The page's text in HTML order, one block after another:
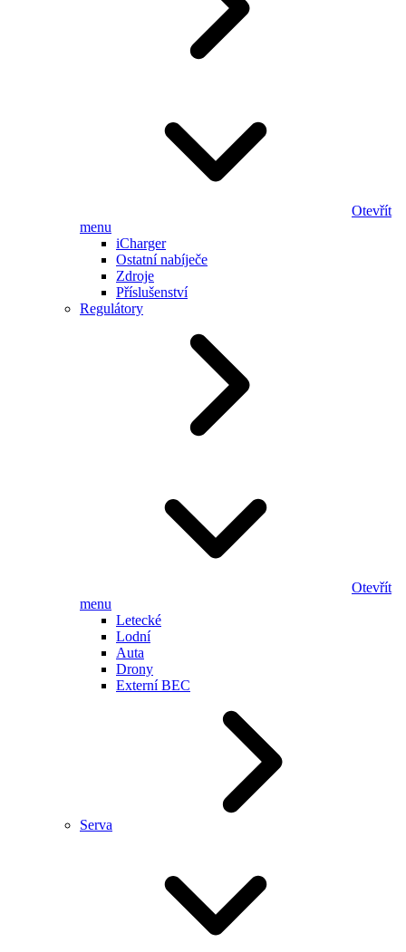
Otevřít
menu
iCharger
Ostatní nabíječe
Zdroje
Příslušenství
Regulátory
Otevřít
menu
Letecké
Lodní
Auta
Drony
Externí BEC
Serva